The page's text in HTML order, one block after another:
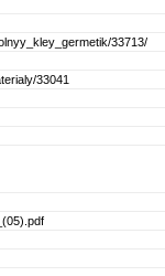
33713/
33041